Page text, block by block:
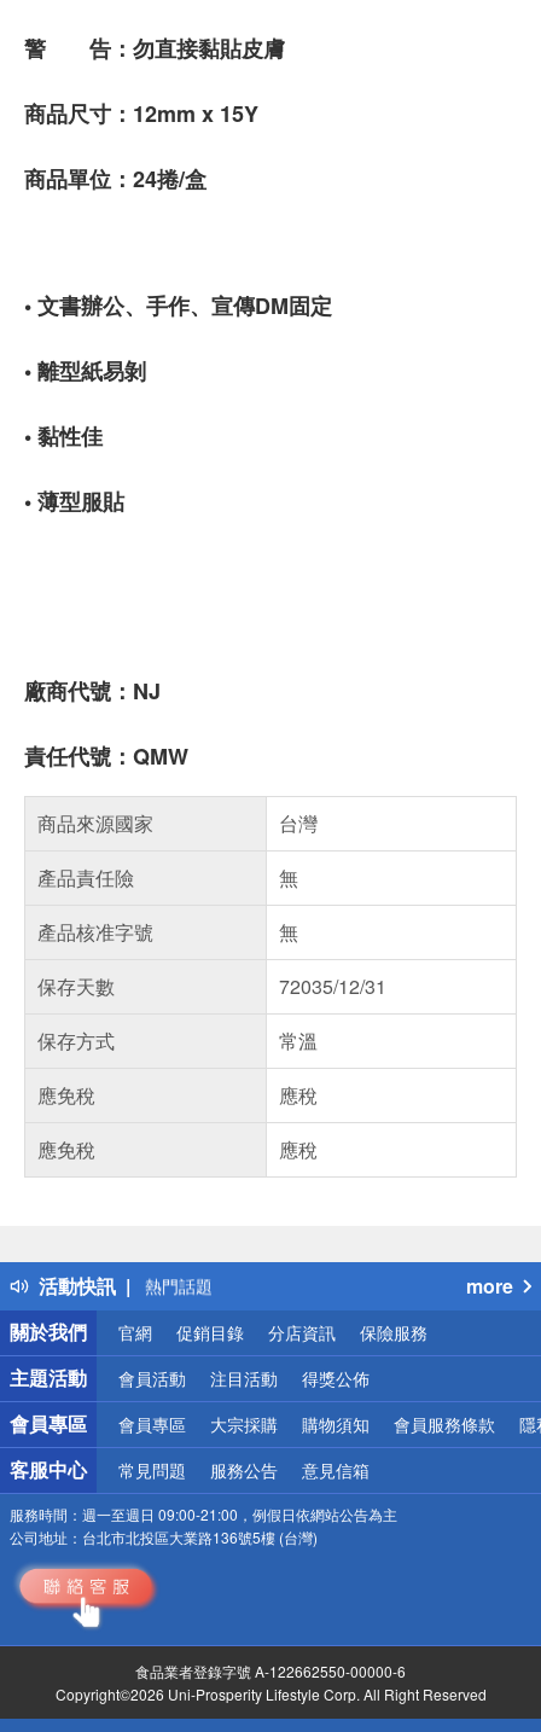
警 告：勿直接黏貼皮膚
商品尺寸：12mm x 15Y
商品單位：24捲/盒
• 文書辦公、手作、宣傳DM固定
• 離型紙易剝
• 黏性佳
• 薄型服貼
廠商代號：NJ
責任代號：QMW
商品來源國家
台灣
產品責任險
無
產品核准字號
無
保存天數
72035/12/31
保存方式
常溫
應免稅
應稅
應免稅
應稅
活動快訊
得獎公告
熱門話題
銀行優惠
偏遠地區配送
詐騙網頁！請小心！
more
關於我們
官網 促銷目錄 分店資訊 保險服務
主題活動 會員活動 注目活動 得獎公佈
會員專區 會員專區 大宗採購 購物須知 會員服務條款 隱
客服中心 常見問題 服務公告 意見信箱
服務時間： 週一至週日 09:00-21:00，例假日依網站公告為主
公司地址： 台北市北投區大業路136號5樓 (台灣)
食品業者登錄字號 A-122662550-00000-6
Copyright©2026 Uni-Prosperity Lifestyle Corp. All Right Reserved